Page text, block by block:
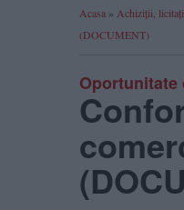
Acasa » Achiziții,
(DOCUMENT)
Oportunitate